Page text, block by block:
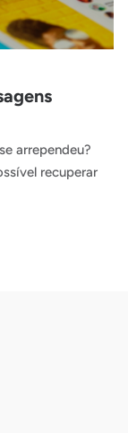
arrependeu?
recuperar